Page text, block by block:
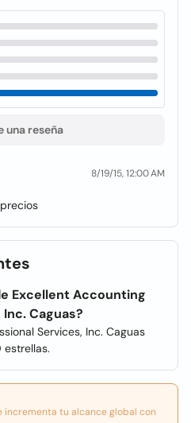
una reseña
8/19/15, 12:00 AM
Excellent Accounting
Caguas?
Services, Inc. Caguas
incrementa tu alcance global con